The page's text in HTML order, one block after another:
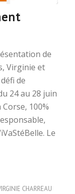
de
Virginie et
de
24 au 28 juin
100%
Le
CHARREAU